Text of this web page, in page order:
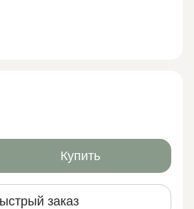
Купить
заказ